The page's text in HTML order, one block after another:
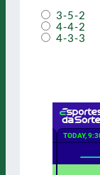
3-5-2
4-4-2
4-3-3